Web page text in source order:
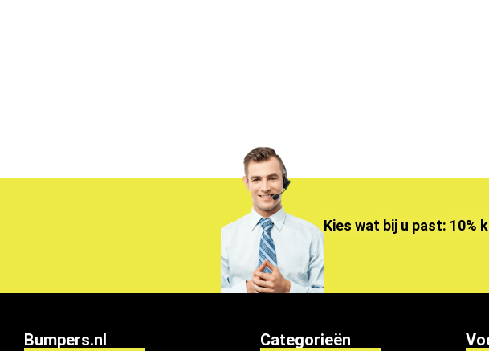
Kies wat bij u past:
Bumpers.nl Categorieën